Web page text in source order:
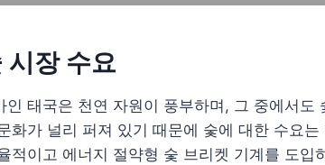
시장 수요
인 태국은 천연 자원이 풍부하며, 그 중에서
화가 널리 퍼져 있기 때문에 숯에 대한 수요
적이고 에너지 절약형 숯 브리켓 기계를 도입